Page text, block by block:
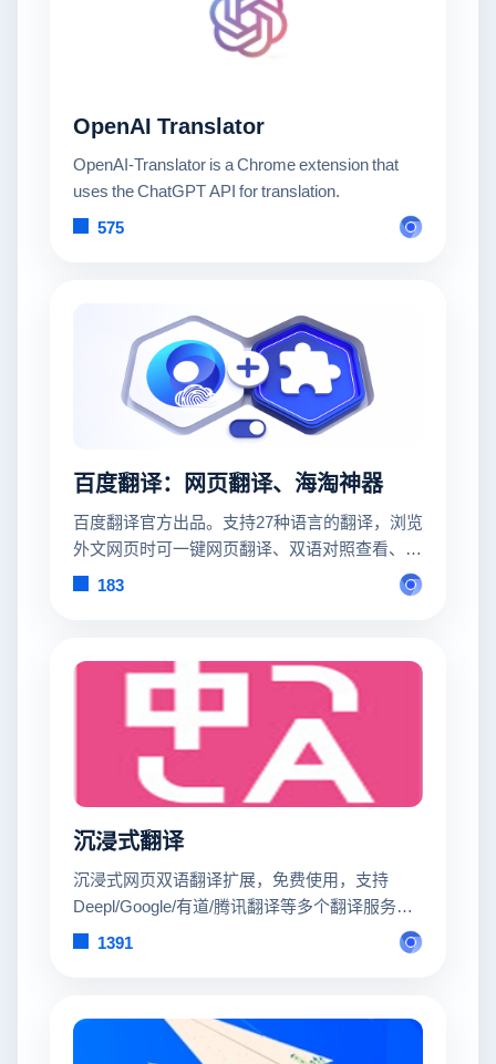
OpenAI Translator
OpenAI-Translator is a Chrome extension that
uses the ChatGPT API for translation.
575
百度翻译：网页翻译、海淘神器
百度翻译官方出品。支持27种语言的翻译，浏览
外文网页时可一键网页翻译、双语对照查看、查
询单词结果等。特别针对20+家海淘网站进行过
183
沉浸式翻译
沉浸式网页双语翻译扩展，免费使用，支持
Deepl/Google/有道/腾讯翻译等多个翻译服务，
支持 Firefox/Chrome/油猴脚本，亦可在 iOS
1391